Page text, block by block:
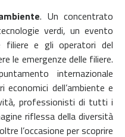
. Un concentrato
verdi, un evento
e gli operatori del
le emergenze delle filiere.
internazionale
dell’ambiente e
professionisti di tutti i
riflessa della diversità
l’occasione per scoprire